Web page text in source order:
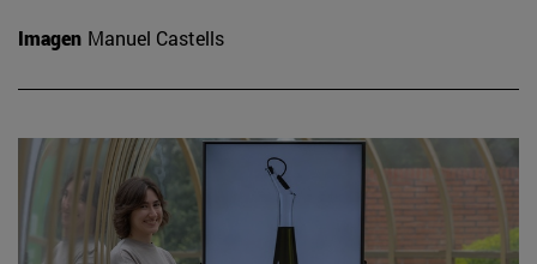
Imagen Manuel Castells